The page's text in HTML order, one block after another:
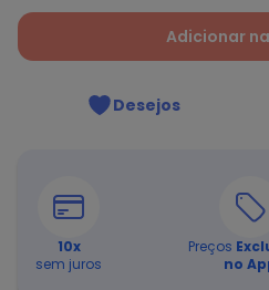
Adicionar
Desejos
10x
sem juros
Preços
no